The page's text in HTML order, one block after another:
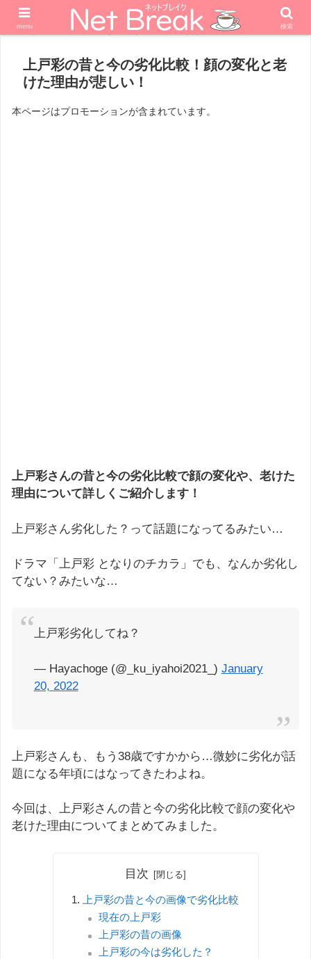
ホーム エンターテナー 女優
上戸彩の昔と今の劣化比較！顔の変化と老
けた理由が悲しい！
本ページはプロモーションが含まれています。
上戸彩さんの昔と今の劣化比較で顔の変化や、老けた
理由について詳しくご紹介します！
上戸彩さん劣化した？って話題になってるみたい…
ドラマ「上戸彩 となりのチカラ」でも、なんか劣化し
てない？みたいな…
上戸彩劣化してね？
— Hayachoge (@_ku_iyahoi2021_) January
20, 2022
上戸彩さんも、もう38歳ですかから…微妙に劣化が話
題になる年頃にはなってきたわよね。
今回は、上戸彩さんの昔と今の劣化比較で顔の変化や
老けた理由についてまとめてみました。
目次
上戸彩の昔と今の画像で劣化比較
現在の上戸彩
上戸彩の昔の画像
上戸彩の今は劣化した？
menu 検索